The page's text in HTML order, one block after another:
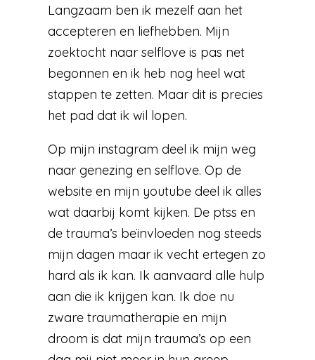
Langzaam ben ik mezelf aan het
accepteren en liefhebben. Mijn
zoektocht naar selflove is pas net
begonnen en ik heb nog heel wat
stappen te zetten. Maar dit is precies
het pad dat ik wil lopen.
Op mijn instagram deel ik mijn weg
naar genezing en selflove. Op de
website en mijn youtube deel ik alles
wat daarbij komt kijken. De ptss en
de trauma’s beïnvloeden nog steeds
mijn dagen maar ik vecht ertegen zo
hard als ik kan. Ik aanvaard alle hulp
aan die ik krijgen kan. Ik doe nu
zware traumatherapie en mijn
droom is dat mijn trauma’s op een